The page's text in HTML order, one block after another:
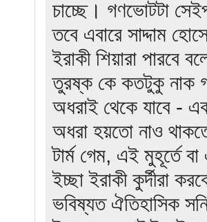
চাচ্ছে। গণভোটটা
তবে এবারে সাদ্দাম
ইরাকী শিয়ারা পারবে
তুরষ্ক কে কতটুকু নাক
অধরাই থেকে যাবে -
অধরা হয়তো নাও
টার্ম গেম, এই মুহূর্তে
ইচ্ছা ইরাকী কুর্দীরা
ভবিষ্যত ঐতিহাসিক